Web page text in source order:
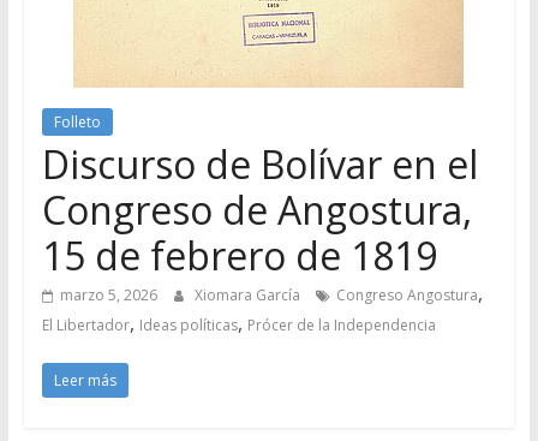
Folleto
Discurso de Bolívar en el
Congreso de Angostura,
15 de febrero de 1819
marzo 5, 2026 Xiomara García Congreso Angostura,
El Libertador, Ideas políticas, Prócer de la Independencia
Leer más